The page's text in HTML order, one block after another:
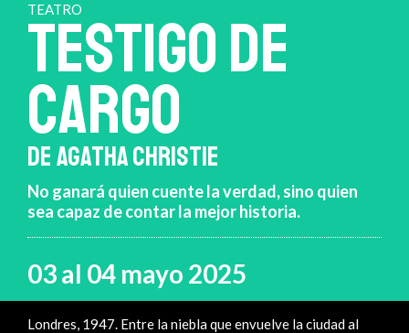
TEATRO
TESTIGO DE
CARGO
DE AGATHA CHRISTIE
No ganará quien cuente la verdad, sino quien
sea capaz de contar la mejor historia.
03 al 04 mayo 2025
Londres, 1947. Entre la niebla que envuelve la ciudad al